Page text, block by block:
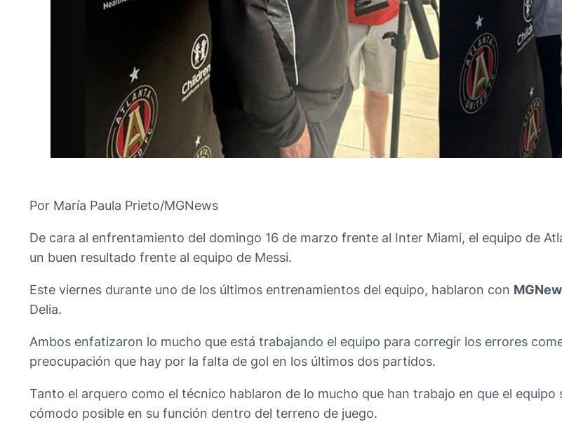
Por María Paula Prieto/MGNews
De cara al enfrentamiento del domingo 16 de marzo frente al Inter Miami, el equipo de
un buen resultado frente al equipo de Messi.
Este viernes durante uno de los últimos entrenamientos del equipo, hablaron con
Delia.
Ambos enfatizaron lo mucho que está trabajando el equipo para corregir los errores
preocupación que hay por la falta de gol en los últimos dos partidos.
Tanto el arquero como el técnico hablaron de lo mucho que han trabajo en que el
cómodo posible en su función dentro del terreno de juego.